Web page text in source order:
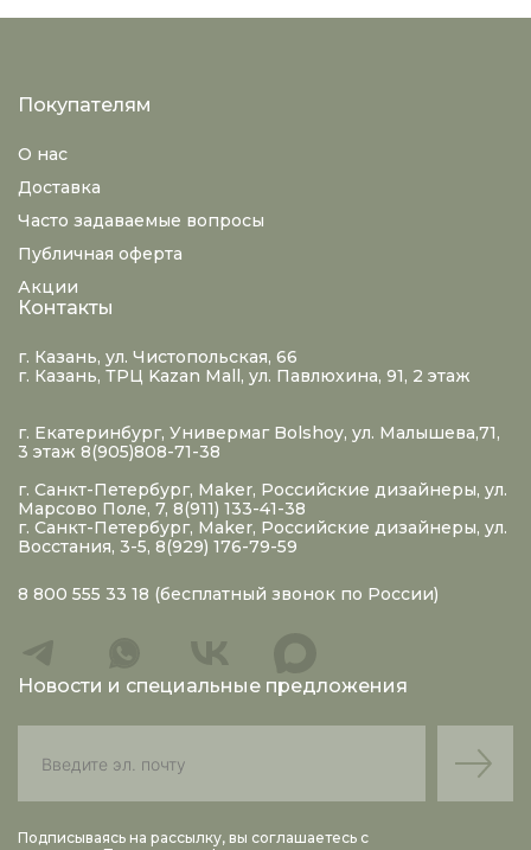
Покупателям
О нас
Доставка
Часто задаваемые вопросы
Публичная оферта
Акции
Контакты
г. Казань, ул. Чистопольская, 66
г. Казань, ТРЦ Kazan Mall, ул. Павлюхина, 91, 2 этаж
г. Екатеринбург, Универмаг Bolshoy, ул. Малышева,71,
3 этаж 8(905)808-71-38
г. Санкт-Петербург, Maker, Российские дизайнеры, ул.
Марсово Поле, 7, 8(911) 133-41-38
г. Санкт-Петербург, Maker, Российские дизайнеры, ул.
Восстания, 3-5, 8(929) 176-79-59
8 800 555 33 18 (бесплатный звонок по России)
Новости и специальные предложения
Подписываясь на рассылку, вы соглашаетесь с